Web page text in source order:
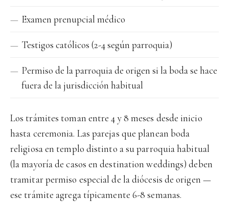
Examen prenupcial médico
Testigos católicos (2-4 según parroquia)
Permiso de la parroquia de origen si la boda se hace
fuera de la jurisdicción habitual
Los trámites toman entre 4 y 8 meses desde inicio
hasta ceremonia. Las parejas que planean boda
religiosa en templo distinto a su parroquia habitual
(la mayoría de casos en destination weddings) deben
tramitar permiso especial de la diócesis de origen —
ese trámite agrega típicamente 6-8 semanas.